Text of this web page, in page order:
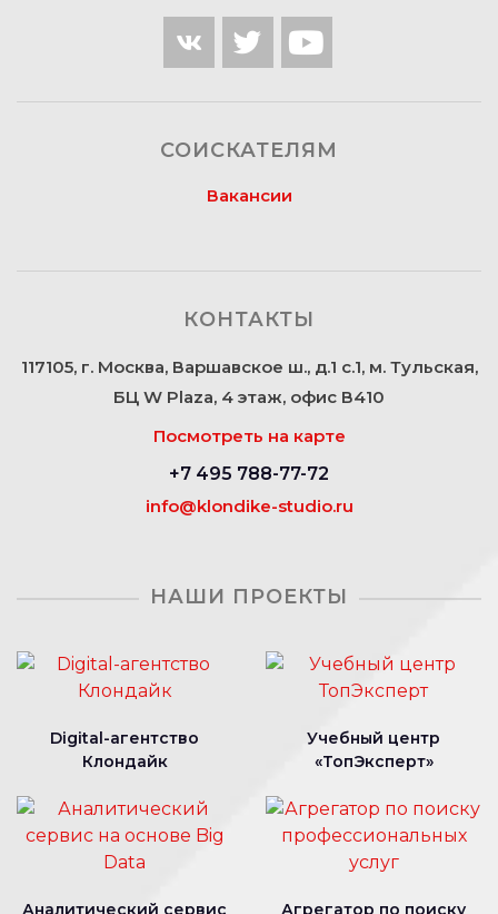
СОИСКАТЕЛЯМ
Вакансии
КОНТАКТЫ
117105, г. Москва, Варшавское ш., д.1 с.1, м. Тульская,
БЦ W Plaza, 4 этаж, офис В410
Посмотреть на карте
+7 495 788-77-72
info@klondike-studio.ru
НАШИ ПРОЕКТЫ
Digital-агентство
Клондайк
Учебный центр
«ТопЭксперт»
Аналитический сервис Агрегатор по поиску